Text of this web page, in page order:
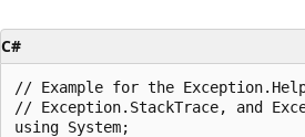
C#
// Example for the
// Exception.StackTrace, and
using System;